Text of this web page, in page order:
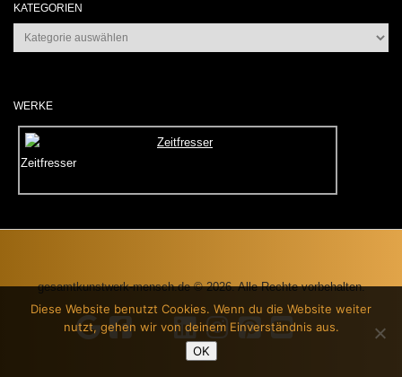
KATEGORIEN
Kategorien
WERKE
Zeitfresser
gesamtkunstwerk-mensch.de © 2026. Alle Rechte vorbehalten.
Diese Website benutzt Cookies. Wenn du die Website weiter
nutzt, gehen wir von deinem Einverständnis aus.
OK